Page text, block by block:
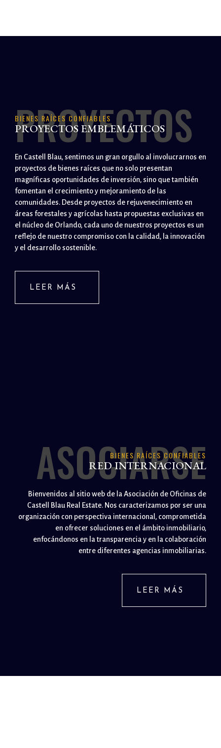
PROYECTOS
BIENES RAÍCES CONFIABLES
PROYECTOS EMBLEMÁTICOS
En Castell Blau, sentimos un gran orgullo al involucrarnos en
proyectos de bienes raíces que no solo presentan
magníficas oportunidades de inversión, sino que también
fomentan el crecimiento y mejoramiento de las
comunidades. Desde proyectos de rejuvenecimiento en
áreas forestales y agrícolas hasta propuestas exclusivas en
el núcleo de Orlando, cada uno de nuestros proyectos es un
reflejo de nuestro compromiso con la calidad, la innovación
y el desarrollo sostenible.
LEER MÁS
ASOCIARSE
BIENES RAÍCES CONFIABLES
RED INTERNACIONAL
Bienvenidos al sitio web de la Asociación de Oficinas de
Castell Blau Real Estate. Nos caracterizamos por ser una
organización con perspectiva internacional, comprometida
en ofrecer soluciones en el ámbito inmobiliario,
enfocándonos en la transparencia y en la colaboración
entre diferentes agencias inmobiliarias.
LEER MÁS